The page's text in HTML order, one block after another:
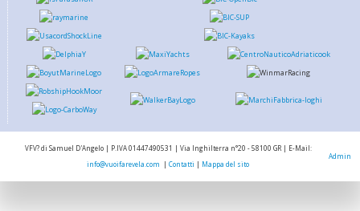
VFV? di Samuel D'Angelo | P.IVA 01447490531 | Via Inghilterra n°20 - 58100 GR | E-Mail:
info@vuoifarevela.com | Contatti | Mappa del sito
Admin